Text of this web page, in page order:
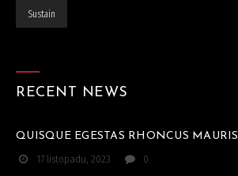
Sustain
RECENT NEWS
QUISQUE EGESTAS RHONCUS MAURIS
17 listopadu, 2023
0